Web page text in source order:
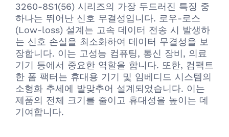
3260-8S1(56) 시리즈의 가장 두드러진 특징 중
하나는 뛰어난 신호 무결성입니다. 로우-로스
(Low-loss) 설계는 고속 데이터 전송 시 발생하
는 신호 손실을 최소화하여 데이터 무결성을 보
장합니다. 이는 고성능 컴퓨팅, 통신 장비, 의료
기기 등에서 중요한 역할을 합니다. 또한, 컴팩트
한 폼 팩터는 휴대용 기기 및 임베디드 시스템의
소형화 추세에 발맞추어 설계되었습니다. 이는
제품의 전체 크기를 줄이고 휴대성을 높이는 데
기여합니다.